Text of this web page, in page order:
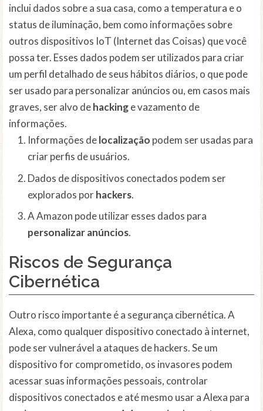
inclui dados sobre a sua casa, como a temperatura e o
status de iluminação, bem como informações sobre
outros dispositivos IoT (Internet das Coisas) que você
possa ter. Esses dados podem ser utilizados para criar
um perfil detalhado de seus hábitos diários, o que pode
ser usado para personalizar anúncios ou, em casos mais
graves, ser alvo dehackinge vazamento de
informações.
Informações delocalização podem ser usadas para
criar perfis de usuários.
Dados de dispositivos conectados podem ser
explorados porhackers.
A Amazon pode utilizar esses dados para
personalizar anúncios.
Riscos de Segurança
Cibernética
Outro risco importante é a segurança cibernética. A
Alexa, como qualquer dispositivo conectado à internet,
pode ser vulnerável a ataques de hackers. Se um
dispositivo for comprometido, os invasores podem
acessar suas informações pessoais, controlar
dispositivos conectados e até mesmo usar a Alexa para